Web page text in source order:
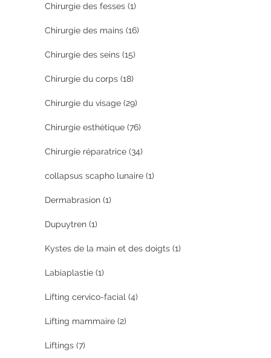
Chirurgie des fesses (1)
Chirurgie des mains (16)
Chirurgie des seins (15)
Chirurgie du corps (18)
Chirurgie du visage (29)
Chirurgie esthétique (76)
Chirurgie réparatrice (34)
collapsus scapho lunaire (1)
Dermabrasion (1)
Dupuytren (1)
Kystes de la main et des doigts (1)
Labiaplastie (1)
Lifting cervico-facial (4)
Lifting mammaire (2)
Liftings (7)